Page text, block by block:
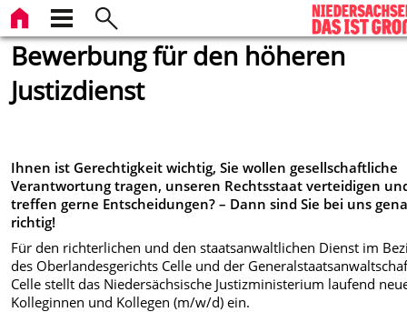
Bewerbung für den höheren
Justizdienst
Ihnen ist Gerechtigkeit wichtig, Sie wollen gesellschaftliche
Verantwortung tragen, unseren Rechtsstaat verteidigen
treffen gerne Entscheidungen? – Dann sind Sie bei uns
richtig!
Für den richterlichen und den staatsanwaltlichen Dienst im
des Oberlandesgerichts Celle und der
Celle stellt das Niedersächsische Justizministerium laufend
Kolleginnen und Kollegen (m/w/d) ein.